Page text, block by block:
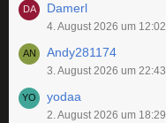
Damerl
4. August 2026 um 12:02
Andy281174
3. August 2026 um 22:43
yodaa
2. August 2026 um 18:29